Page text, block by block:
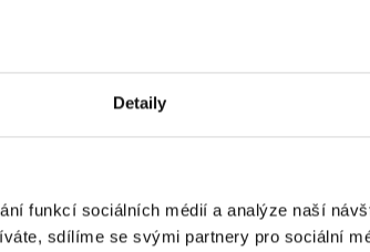
Detaily
funkcí sociálních médií a analýze naší
sdílíme se svými partnery pro sociální